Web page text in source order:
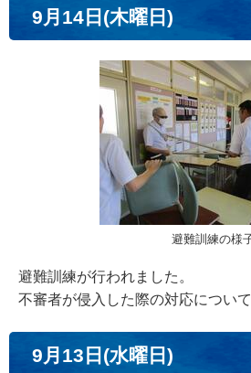
9月14日(木曜日)
避難訓練の様
避難訓練が行われました。
不審者が侵入した際の対応につい
9月13日(水曜日)